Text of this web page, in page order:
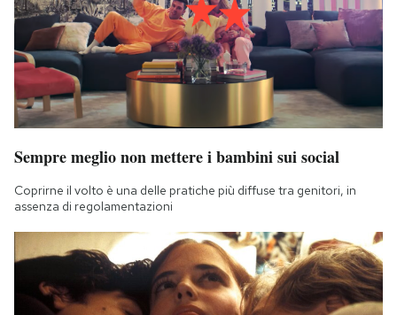
Sempre meglio non mettere i bambini sui social
Coprirne il volto è una delle pratiche più diffuse tra genitori, in
assenza di regolamentazioni